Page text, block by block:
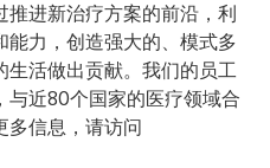
进新治疗方案的前沿，利
能力，创造强大的、模式多
生活做出贡献。我们的员工
与近80个国家的医疗领域合
多信息，请访问